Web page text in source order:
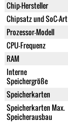
Chip-Hersteller
Chipsatz und SoC-Art
Prozessor-Modell
CPU-Frequenz
RAM
Interne
Speichergröße
Speicherkarten
Speicherkarten Max.
Speicherausbau